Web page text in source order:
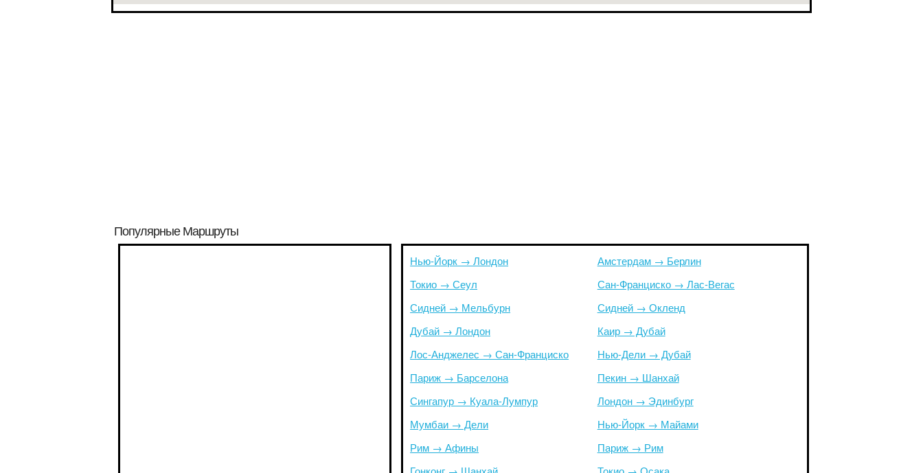
Популярные Маршруты
Нью-Йорк → Лондон
Токио → Сеул
Сидней → Мельбурн
Дубай → Лондон
Лос-Анджелес → Сан-Франциско
Париж → Барселона
Сингапур → Куала-Лумпур
Мумбаи → Дели
Рим → Афины
Амстердам → Берлин
Сан-Франциско → Лас-Вегас
Сидней → Окленд
Каир → Дубай
Нью-Дели → Дубай
Пекин → Шанхай
Лондон → Эдинбург
Нью-Йорк → Майами
Париж → Рим